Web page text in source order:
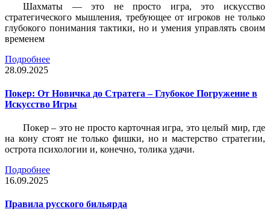
Шахматы — это не просто игра, это искусство
стратегического мышления, требующее от игроков не только
глубокого понимания тактики, но и умения управлять своим
временем
Подробнее
28.09.2025
Покер: От Новичка до Стратега – Глубокое Погружение в
Искусство Игры
Покер – это не просто карточная игра, это целый мир, где
на кону стоят не только фишки, но и мастерство стратегии,
острота психологии и, конечно, толика удачи.
Подробнее
16.09.2025
Правила русского бильярда